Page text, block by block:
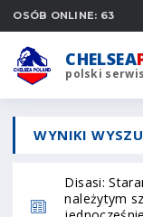
OSÓB ONLINE: 63
CHELSEA
polski
WYNIKI
Disasi:
należytym